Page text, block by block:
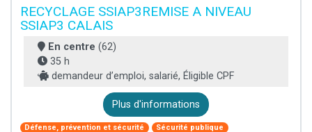
RECYCLAGE SSIAP3REMISE A NIVEAU
SSIAP3 CALAIS
En centre (62)
35 h
demandeur d’emploi, salarié, Éligible CPF
Plus d'informations
Défense, prévention et sécurité
Sécurité publique